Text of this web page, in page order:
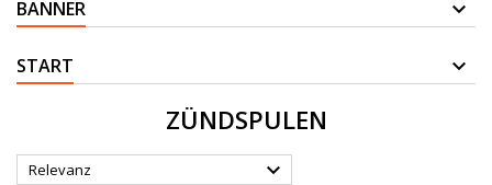
BANNER
START
ZÜNDSPULEN
Relevanz 